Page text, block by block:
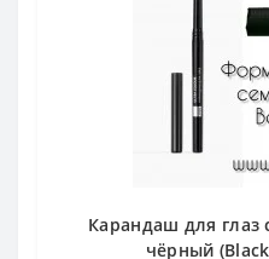
Карандаш для глаз
чёрный